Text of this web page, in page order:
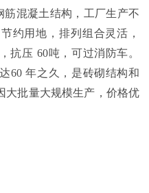
筋混凝土结构，工厂生产不
约用地，排列组合灵活，
抗压 60吨，可过消防车。
60 年之久，是砖砌结构和
大批量大规模生产，价格优